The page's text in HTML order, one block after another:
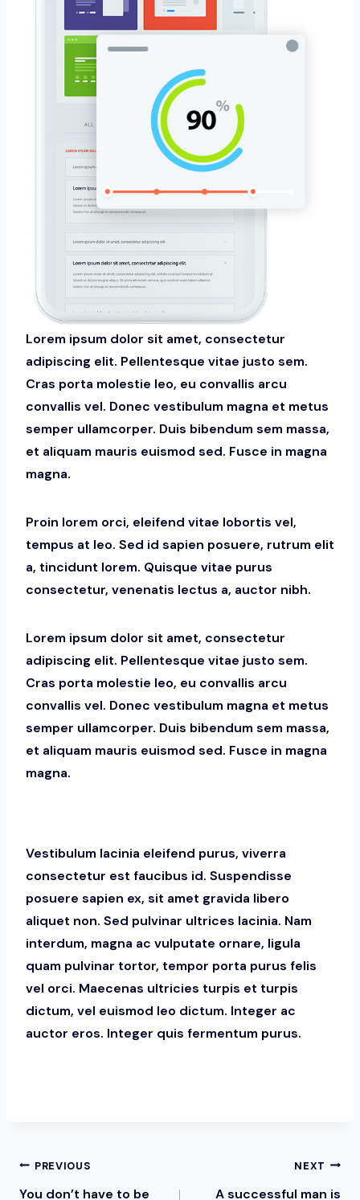
Lorem ipsum dolor sit amet, consectetur
adipiscing elit. Pellentesque vitae justo sem.
Cras porta molestie leo, eu convallis arcu
convallis vel. Donec vestibulum magna et metus
semper ullamcorper. Duis bibendum sem massa,
et aliquam mauris euismod sed. Fusce in magna
magna.
Proin lorem orci, eleifend vitae lobortis vel,
tempus at leo. Sed id sapien posuere, rutrum elit
a, tincidunt lorem. Quisque vitae purus
consectetur, venenatis lectus a, auctor nibh.
Lorem ipsum dolor sit amet, consectetur
adipiscing elit. Pellentesque vitae justo sem.
Cras porta molestie leo, eu convallis arcu
convallis vel. Donec vestibulum magna et metus
semper ullamcorper. Duis bibendum sem massa,
et aliquam mauris euismod sed. Fusce in magna
magna.
Vestibulum lacinia eleifend purus, viverra
consectetur est faucibus id. Suspendisse
posuere sapien ex, sit amet gravida libero
aliquet non. Sed pulvinar ultrices lacinia. Nam
interdum, magna ac vulputate ornare, ligula
quam pulvinar tortor, tempor porta purus felis
vel orci. Maecenas ultricies turpis et turpis
dictum, vel euismod leo dictum. Integer ac
auctor eros. Integer quis fermentum purus.
Post
PREVIOUS
You don’t have to be
NEXT
A successful man is